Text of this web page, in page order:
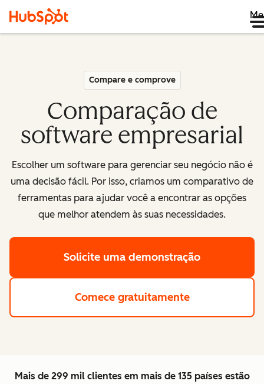
Compare e comprove
Comparação de
software empresarial
Escolher um software para gerenciar seu negócio não é
uma decisão fácil. Por isso, criamos um comparativo de
ferramentas para ajudar você a encontrar as opções
que melhor atendem às suas necessidades.
Solicite uma demonstração
Comece gratuitamente
Mais de 299 mil clientes em mais de 135 países estão